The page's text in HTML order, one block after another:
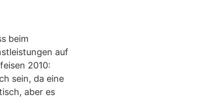
beim
auf
2010:
sein, da eine
aber es